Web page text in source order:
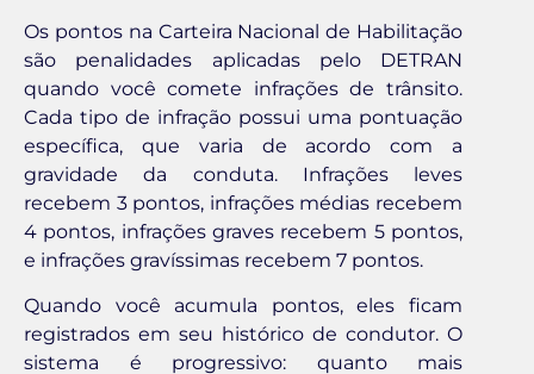
Os pontos na Carteira Nacional de Habilitação
são penalidades aplicadas pelo DETRAN
quando você comete infrações de trânsito.
Cada tipo de infração possui uma pontuação
específica, que varia de acordo com a
gravidade da conduta. Infrações leves
recebem 3 pontos, infrações médias recebem
4 pontos, infrações graves recebem 5 pontos,
e infrações gravíssimas recebem 7 pontos.
Quando você acumula pontos, eles ficam
registrados em seu histórico de condutor. O
sistema é progressivo: quanto mais